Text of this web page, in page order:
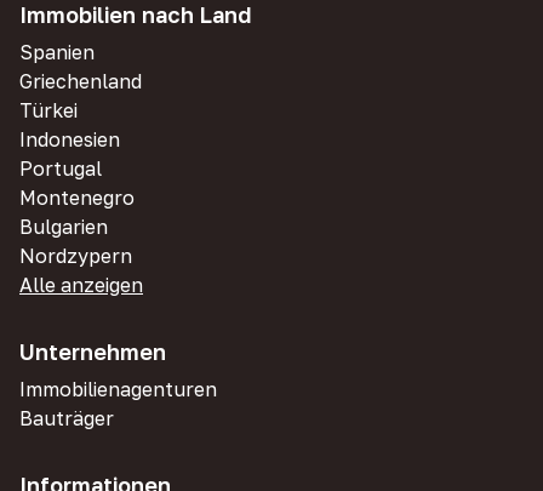
Immobilien nach Land
Spanien
Griechenland
Türkei
Indonesien
Portugal
Montenegro
Bulgarien
Nordzypern
Alle anzeigen
Unternehmen
Immobilienagenturen
Bauträger
Informationen